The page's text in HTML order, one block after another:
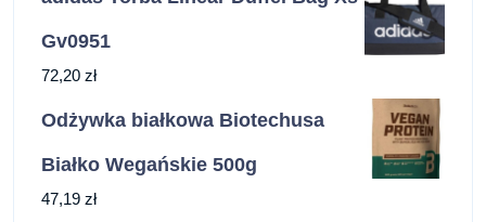
Gv0951
72,20 zł
Odżywka białkowa Biotechusa
Białko Wegańskie 500g
47,19 zł